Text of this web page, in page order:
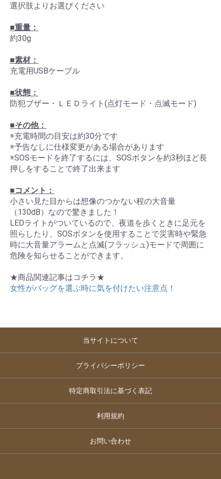
選択肢よりお選びください
■重量：
約30g
■素材：
充電用USBケーブル
■状態：
防犯ブザー・ＬＥＤライト(点灯モード・点滅モード)
■その他：
※充電時間の目安は約30分です
※予告なしに仕様変更がある場合があります
※SOSモードを終了するには、SOSボタンを約3秒ほど長
押しをすることで終了出来ます
■コメント：
小さい見た目からは想像のつかない程の大音量
（130dB）なので驚きました！
LEDライトがついているので、夜道を歩くときに足元を
照らしたり、SOSボタンを使用することで災害時や緊急
時に大音量アラームと点滅(フラッシュ)モードで周囲に
危険を知らせることができます。
★商品関連記事はコチラ★
女性がバッグを選ぶ時に気を付けたい注意点！
当サイトについて
プライバシーポリシー
特定商取引法に基づく表記
利用規約
お問い合わせ